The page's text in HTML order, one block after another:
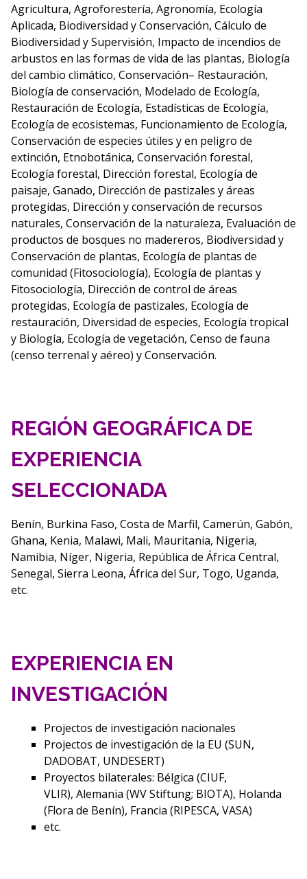
Agricultura, Agroforestería, Agronomía, Ecología
Aplicada, Biodiversidad y Conservación, Cálculo de
Biodiversidad y Supervisión, Impacto de incendios de
arbustos en las formas de vida de las plantas, Biología
del cambio climático, Conservación– Restauración,
Biología de conservación, Modelado de Ecología,
Restauración de Ecología, Estadísticas de Ecología,
Ecología de ecosistemas, Funcionamiento de Ecología,
Conservación de especies útiles y en peligro de
extinción, Etnobotánica, Conservación forestal,
Ecología forestal, Dirección forestal, Ecología de
paisaje, Ganado, Dirección de pastizales y áreas
protegidas, Dirección y conservación de recursos
naturales, Conservación de la naturaleza, Evaluación de
productos de bosques no madereros, Biodiversidad y
Conservación de plantas, Ecología de plantas de
comunidad (Fitosociología), Ecología de plantas y
Fitosociología, Dirección de control de áreas
protegidas, Ecología de pastizales, Ecología de
restauración, Diversidad de especies, Ecología tropical
y Biología, Ecología de vegetación, Censo de fauna
(censo terrenal y aéreo) y Conservación.
REGIÓN GEOGRÁFICA DE
EXPERIENCIA
SELECCIONADA
Benín, Burkina Faso, Costa de Marfil, Camerún, Gabón,
Ghana, Kenia, Malawi, Mali, Mauritania, Nigeria,
Namibia, Níger, Nigeria, República de África Central,
Senegal, Sierra Leona, África del Sur, Togo, Uganda,
etc.
EXPERIENCIA EN
INVESTIGACIÓN
Projectos de investigación nacionales
Projectos de investigación de la EU (SUN,
DADOBAT, UNDESERT)
Proyectos bilaterales: Bélgica (CIUF,
VLIR), Alemania (WV Stiftung; BIOTA), Holanda
(Flora de Benín), Francia (RIPESCA, VASA)
etc.